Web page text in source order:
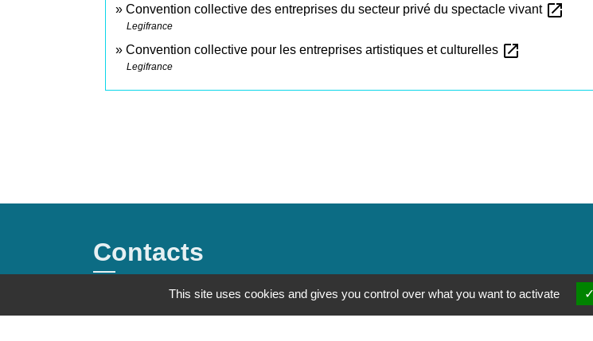
Convention collective des entreprises du secteur privé du spectacle vivant open_in_new
Legifrance
Convention collective pour les entreprises artistiques et culturelles open_in_new
Legifrance
Contacts
This site uses cookies and gives you control over what you want to activate